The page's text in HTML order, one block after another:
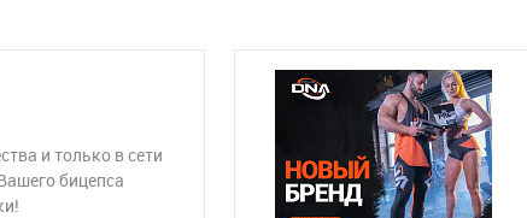
и только в сети
бицепса